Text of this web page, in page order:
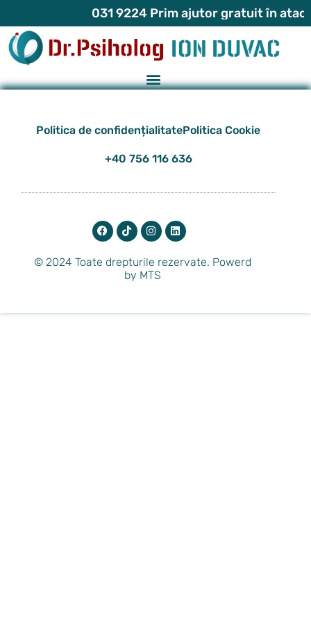
031 9224 Prim ajutor gratuit în
Politica de confidențialitatePolitica Cookie
+40 756 116 636
© 2024 Toate drepturile rezervate. Powerd
by MTS